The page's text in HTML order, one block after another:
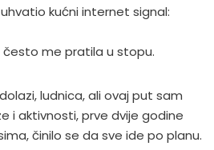
kućni internet signal:
često me pratila u stopu.
ludnica, ali ovaj put sam
i aktivnosti, prve dvije godine
činilo se da sve ide po planu.